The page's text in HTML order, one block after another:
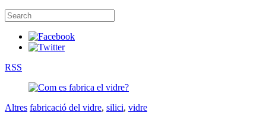
RSS
Altres fabricació del vidre, silici, vidre